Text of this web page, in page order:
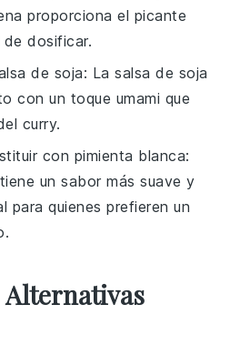
proporciona el picante
dosificar.
de soja: La salsa de soja
con un toque umami que
curry.
con pimienta blanca:
un sabor más suave y
para quienes prefieren un
Alternativas